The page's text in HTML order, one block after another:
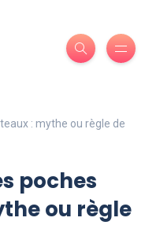
: mythe ou règle de
poches
ou règle